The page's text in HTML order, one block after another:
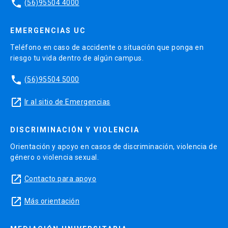
phone (56)95504 4000
EMERGENCIAS UC
Teléfono en caso de accidente o situación que ponga en
riesgo tu vida dentro de algún campus.
phone (56)95504 5000
launch Ir al sitio de Emergencias
DISCRIMINACIÓN Y VIOLENCIA
Orientación y apoyo en casos de discriminación, violencia de
género o violencia sexual.
launch Contacto para apoyo
launch Más orientación